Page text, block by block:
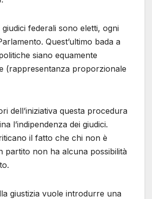
federali sono eletti, ogni
Quest’ultimo bada a
siano equamente
(rappresentanza proporzionale
dell’iniziativa questa procedura
l’indipendenza dei giudici.
il fatto che chi non è
partito non ha alcuna possibilità
giustizia vuole introdurre una